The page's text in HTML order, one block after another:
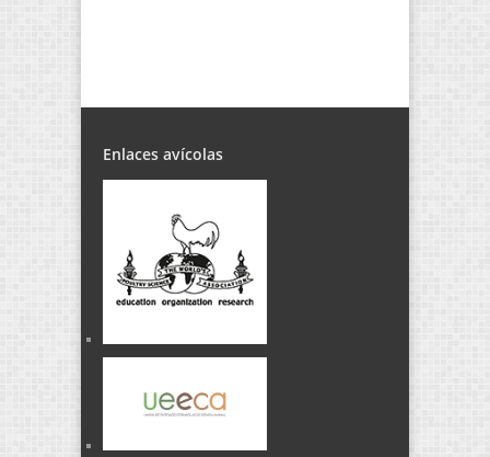
Enlaces avícolas